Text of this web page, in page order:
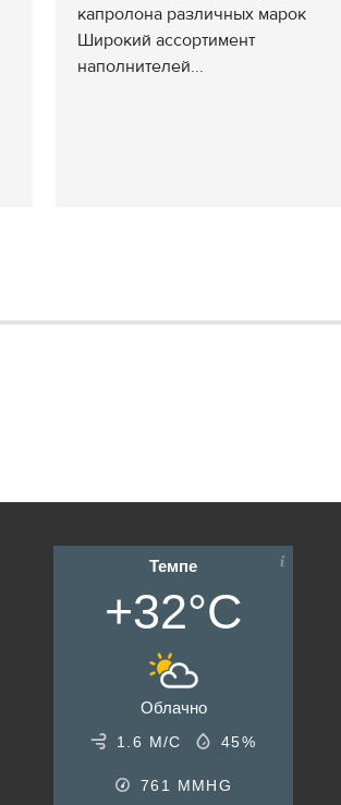
капролона различных марок
Широкий ассортимент
наполнителей...
Темпе
+32°C
Облачно
1.6 М/С 45%
761 MMHG